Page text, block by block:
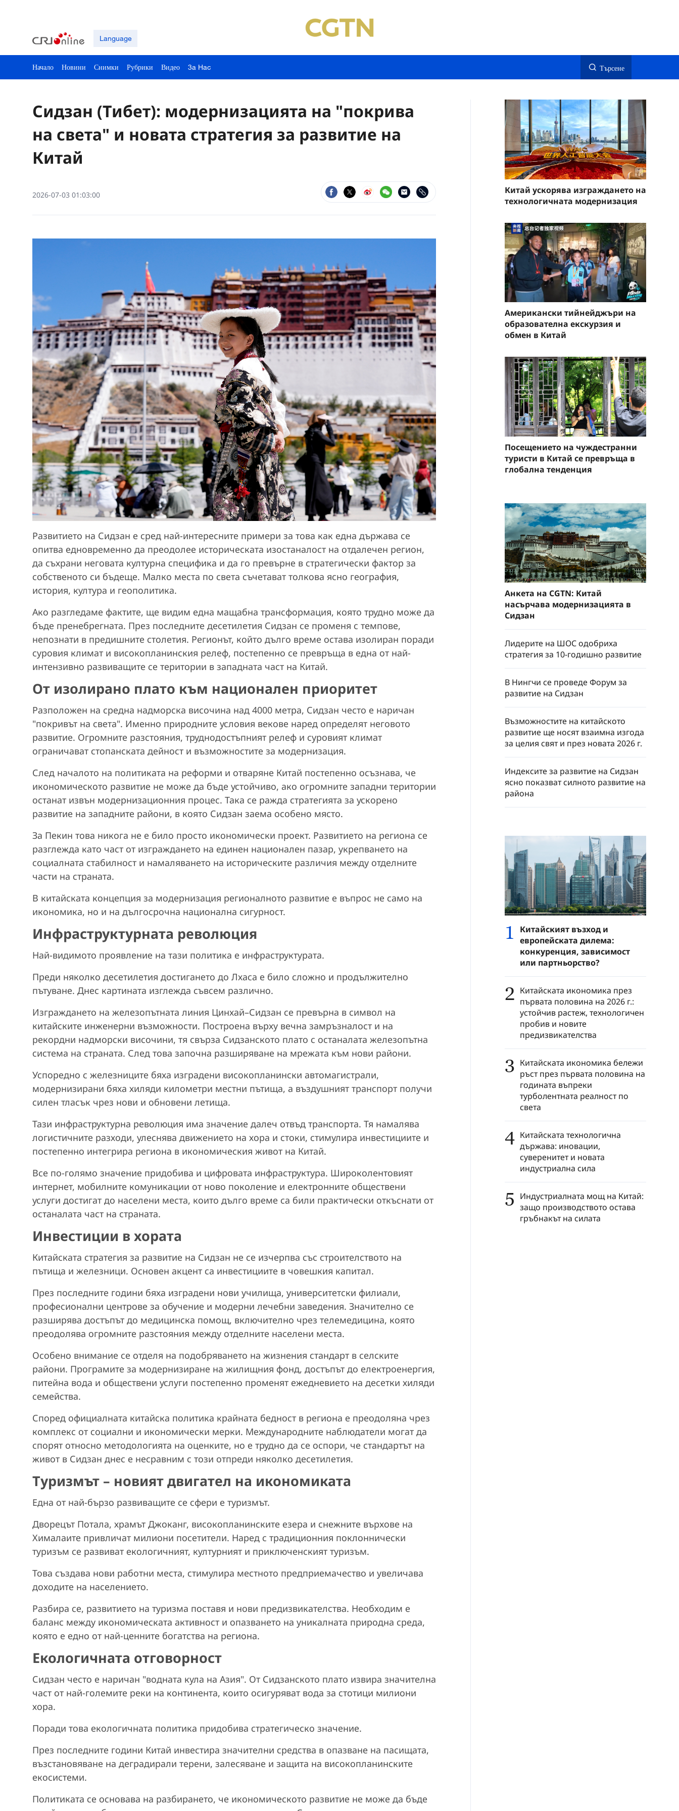
Language
Начало Новини Снимки Рубрики Видео 3a Hac Търсене
Сидзан (Тибет): модернизацията на "покрива
на света" и новата стратегия за развитие на
Китай
2026-07-03 01:03:00
Развитието на Сидзан е сред най-интересните примери за това как една държава се
опитва едновременно да преодолее историческата изостаналост на отдалечен регион,
да съхрани неговата културна специфика и да го превърне в стратегически фактор за
собственото си бъдеще. Малко места по света съчетават толкова ясно география,
история, култура и геополитика.
Ако разгледаме фактите, ще видим една мащабна трансформация, която трудно може да
бъде пренебрегната. През последните десетилетия Сидзан се променя с темпове,
непознати в предишните столетия. Регионът, който дълго време остава изолиран поради
суровия климат и високопланинския релеф, постепенно се превръща в една от най-
интензивно развиващите се територии в западната част на Китай.
От изолирано плато към национален приоритет
Разположен на средна надморска височина над 4000 метра, Сидзан често е наричан
"покривът на света". Именно природните условия векове наред определят неговото
развитие. Огромните разстояния, труднодостъпният релеф и суровият климат
ограничават стопанската дейност и възможностите за модернизация.
След началото на политиката на реформи и отваряне Китай постепенно осъзнава, че
икономическото развитие не може да бъде устойчиво, ако огромните западни територии
останат извън модернизационния процес. Така се ражда стратегията за ускорено
развитие на западните райони, в която Сидзан заема особено място.
За Пекин това никога не е било просто икономически проект. Развитието на региона се
разглежда като част от изграждането на единен национален пазар, укрепването на
социалната стабилност и намаляването на историческите различия между отделните
части на страната.
В китайската концепция за модернизация регионалното развитие е въпрос не само на
икономика, но и на дългосрочна национална сигурност.
Инфраструктурната революция
Най-видимото проявление на тази политика е инфраструктурата.
Преди няколко десетилетия достигането до Лхаса е било сложно и продължително
пътуване. Днес картината изглежда съвсем различно.
Изграждането на железопътната линия Цинхай–Сидзан се превърна в символ на
китайските инженерни възможности. Построена върху вечна замръзналост и на
рекордни надморски височини, тя свърза Сидзанското плато с останалата железопътна
система на страната. След това започна разширяване на мрежата към нови райони.
Успоредно с железниците бяха изградени високопланински автомагистрали,
модернизирани бяха хиляди километри местни пътища, а въздушният транспорт получи
силен тласък чрез нови и обновени летища.
Тази инфраструктурна революция има значение далеч отвъд транспорта. Тя намалява
логистичните разходи, улеснява движението на хора и стоки, стимулира инвестициите и
постепенно интегрира региона в икономическия живот на Китай.
Все по-голямо значение придобива и цифровата инфраструктура. Широколентовият
интернет, мобилните комуникации от ново поколение и електронните обществени
услуги достигат до населени места, които дълго време са били практически откъснати от
останалата част на страната.
Инвестиции в хората
Китайската стратегия за развитие на Сидзан не се изчерпва със строителството на
пътища и железници. Основен акцент са инвестициите в човешкия капитал.
През последните години бяха изградени нови училища, университетски филиали,
професионални центрове за обучение и модерни лечебни заведения. Значително се
разширява достъпът до медицинска помощ, включително чрез телемедицина, която
преодолява огромните разстояния между отделните населени места.
Особено внимание се отделя на подобряването на жизнения стандарт в селските
райони. Програмите за модернизиране на жилищния фонд, достъпът до електроенергия,
питейна вода и обществени услуги постепенно променят ежедневието на десетки хиляди
семейства.
Според официалната китайска политика крайната бедност в региона е преодоляна чрез
комплекс от социални и икономически мерки. Международните наблюдатели могат да
спорят относно методологията на оценките, но е трудно да се оспори, че стандартът на
живот в Сидзан днес е несравним с този отпреди няколко десетилетия.
Туризмът – новият двигател на икономиката
Една от най-бързо развиващите се сфери е туризмът.
Дворецът Потала, храмът Джоканг, високопланинските езера и снежните върхове на
Хималаите привличат милиони посетители. Наред с традиционния поклоннически
туризъм се развиват екологичният, културният и приключенският туризъм.
Това създава нови работни места, стимулира местното предприемачество и увеличава
доходите на населението.
Разбира се, развитието на туризма поставя и нови предизвикателства. Необходим е
баланс между икономическата активност и опазването на уникалната природна среда,
която е едно от най-ценните богатства на региона.
Екологичната отговорност
Сидзан често е наричан "водната кула на Азия". От Сидзанското плато извира значителна
част от най-големите реки на континента, които осигуряват вода за стотици милиони
хора.
Поради това екологичната политика придобива стратегическо значение.
През последните години Китай инвестира значителни средства в опазване на пасищата,
възстановяване на деградирали терени, залесяване и защита на високопланинските
екосистеми.
Политиката се основава на разбирането, че икономическото развитие не може да бъде
Китай ускорява изграждането на
технологичната модернизация
Американски тийнейджъри на
образователна екскурзия и
обмен в Китай
Посещението на чуждестранни
туристи в Китай се превръща в
глобална тенденция
Анкета на CGTN: Китай
насърчава модернизацията в
Сидзан
Лидерите на ШОС одобриха
стратегия за 10-годишно развитие
В Нингчи се проведе Форум за
развитие на Сидзан
Възможностите на китайското
развитие ще носят взаимна изгода
за целия свят и през новата 2026 г.
Индексите за развитие на Сидзан
ясно показват силното развитие на
района
1
Китайският възход и
европейската дилема:
конкуренция, зависимост
или партньорство?
2 Китайската икономика през
първата половина на 2026 г.:
устойчив растеж, технологичен
пробив и новите
предизвикателства
3 Китайската икономика бележи
ръст през първата половина на
годината въпреки
турболентната реалност по
света
4 Китайската технологична
държава: иновации,
суверенитет и новата
индустриална сила
5 Индустриалната мощ на Китай:
защо производството остава
гръбнакът на силата